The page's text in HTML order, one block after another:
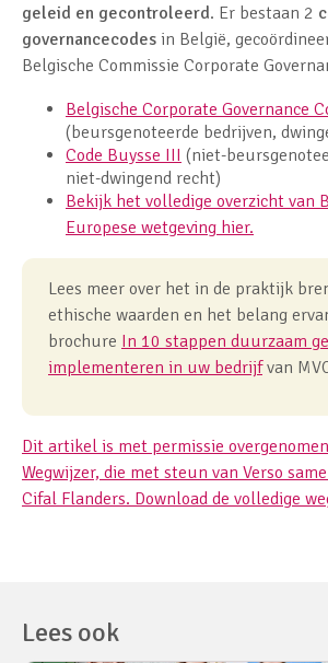
geleid en gecontroleerd. Er bestaan 2
governancecodes in België,
Belgische Commissie Corporate
Belgische Corporate Governance
(beursgenoteerde bedrijven,
Code Buysse III (niet-
niet-dwingend recht)
Bekijk het volledige overzicht van
Europese wetgeving hier.
Lees meer over het in de praktijk
ethische waarden en het belang
brochure In 10 stappen duurzaam
implementeren in uw bedrijfvan
Dit artikel is met permissie
Wegwijzer, die met steun van Verso
Cifal Flanders. Download de volledige
Lees ook